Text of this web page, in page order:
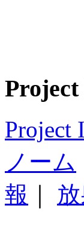
Project
ノーム
報